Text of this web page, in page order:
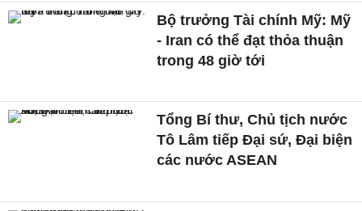
Bộ trưởng Tài chính Mỹ: Mỹ
- Iran có thể đạt thỏa thuận
trong 48 giờ tới
Tổng Bí thư, Chủ tịch nước
Tô Lâm tiếp Đại sứ, Đại biện
các nước ASEAN